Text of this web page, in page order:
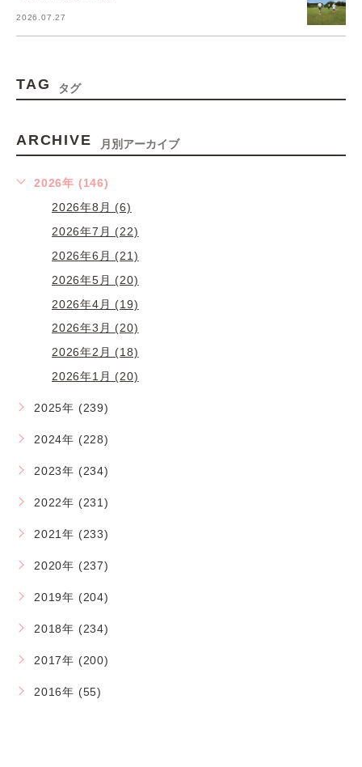
2026.07.27
TAG タグ
ARCHIVE 月別アーカイブ
2026年 (146)
2026年8月 (6)
2026年7月 (22)
2026年6月 (21)
2026年5月 (20)
2026年4月 (19)
2026年3月 (20)
2026年2月 (18)
2026年1月 (20)
2025年 (239)
2024年 (228)
2023年 (234)
2022年 (231)
2021年 (233)
2020年 (237)
2019年 (204)
2018年 (234)
2017年 (200)
2016年 (55)